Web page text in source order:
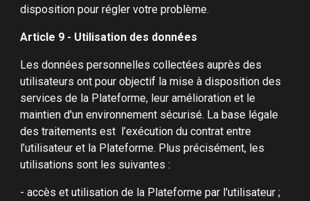
disposition pour régler votre problème.
Article 9 - Utilisation des données
Les données personnelles collectées auprès des
utilisateurs ont pour objectif la mise à disposition des
services de la Plateforme, leur amélioration et le
maintien d'un environnement sécurisé. La base légale
des traitements est l’exécution du contrat entre
l’utilisateur et la Plateforme. Plus précisément, les
utilisations sont les suivantes :
- accès et utilisation de la Plateforme par l'utilisateur ;